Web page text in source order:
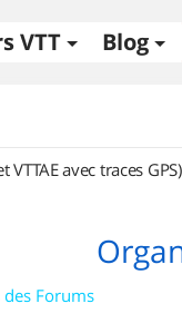
VTT Blog
VTTAE avec traces GPS)
Forums